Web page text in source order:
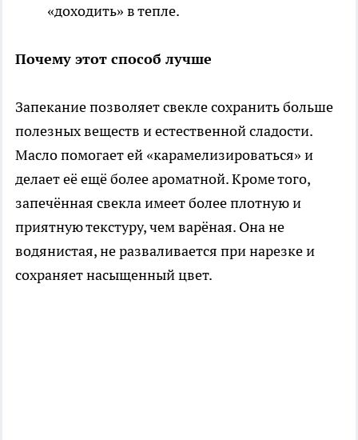
«доходить» в тепле.
Почему этот способ лучше
Запекание позволяет свекле сохранить больше
полезных веществ и естественной сладости.
Масло помогает ей «карамелизироваться» и
делает её ещё более ароматной. Кроме того,
запечённая свекла имеет более плотную и
приятную текстуру, чем варёная. Она не
водянистая, не разваливается при нарезке и
сохраняет насыщенный цвет.